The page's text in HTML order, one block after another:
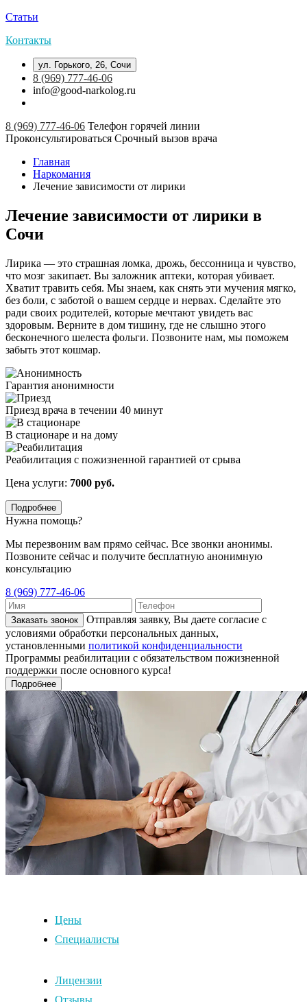
Статьи
Контакты
ул. Горького, 26, Сочи
8 (969) 777-46-06
info@good-narkolog.ru
8 (969) 777-46-06 Телефон горячей линии
Проконсультироваться Срочный вызов врача
Главная
Наркомания
Лечение зависимости от лирики
Лечение зависимости от лирики в
Сочи
Лирика — это страшная ломка, дрожь, бессонница и чувство,
что мозг закипает. Вы заложник аптеки, которая убивает.
Хватит травить себя. Мы знаем, как снять эти мучения мягко,
без боли, с заботой о вашем сердце и нервах. Сделайте это
ради своих родителей, которые мечтают увидеть вас
здоровым. Верните в дом тишину, где не слышно этого
бесконечного шелеста фольги. Позвоните нам, мы поможем
забыть этот кошмар.
Гарантия анонимности
Приезд врача в течении 40 минут
В стационаре и на дому
Реабилитация с пожизненной гарантией от срыва
Цена услуги: 7000 руб.
Подробнее
Нужна помощь?
Мы перезвоним вам прямо сейчас. Все звонки анонимы.
Позвоните сейчас и получите бесплатную анонимную
консультацию
8 (969) 777-46-06
Заказать звонок
Отправляя заявку, Вы даете согласие с
условиями обработки персональных данных,
установленными политикой конфиденциальности
Программы реабилитации с обязательством пожизненной
поддержки после основного курса!
Подробнее
Цены
Специалисты
Лицензии
Отзывы